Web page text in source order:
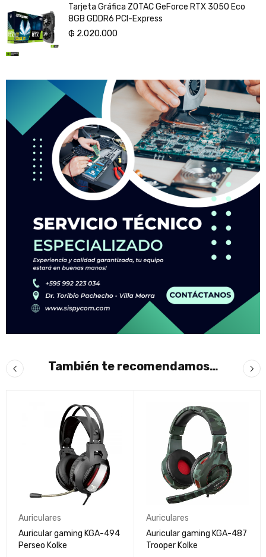
Tarjeta Gráfica ZOTAC GeForce RTX 3050 Eco
8GB GDDR6 PCI-Express
₲ 2.020.000
También te recomendamos…
Auriculares
Auricular gaming KGA-494
Perseo Kolke
Auriculares
Auricular gaming KGA-487
Trooper Kolke